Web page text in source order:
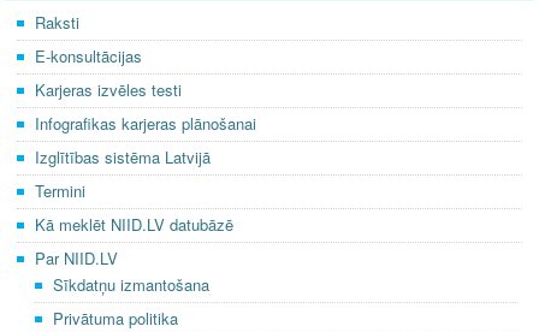
Raksti
E-konsultācijas
Karjeras izvēles testi
Infografikas karjeras plānošanai
Izglītības sistēma Latvijā
Termini
Kā meklēt NIID.LV datubāzē
Par NIID.LV
Sīkdatņu izmantošana
Privātuma politika